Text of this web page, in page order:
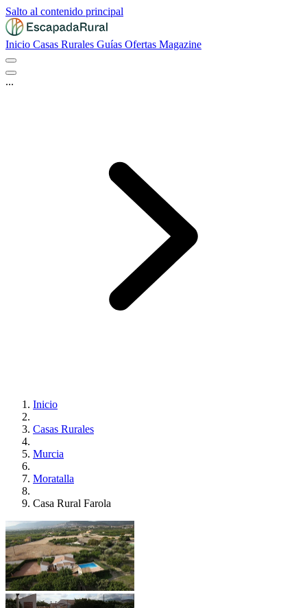
Salto al contenido principal
Inicio Casas Rurales Guías Ofertas Magazine
...
Inicio
Casas Rurales
Murcia
Moratalla
Casa Rural Farola